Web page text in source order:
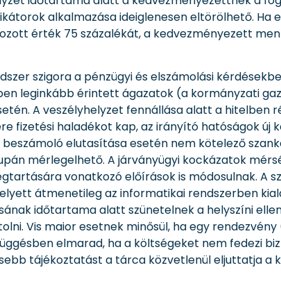
alkalmazása ideiglenesen eltörölhető. Ha
érték 75 százalékát, a kedvezményezett
szigora a pénzügyi és elszámolási
leginkább érintett ágazatok (a kormányzati
A veszélyhelyzet fennállása alatt a hitelben
fizetési haladékot kap, az irányító hatóságok új
elutasítása esetén nem kötelező
mérlegelhető. A járványügyi kockázatok
vonatkozó előírások is módosulnak. A
átmenetileg az informatikai rendszerben
időtartama alatt szünetelnek a helyszíni
Vis maior esetnek minősül, ha egy
elmarad, ha a költségeket nem fedezi
tájékoztatást a tárca közvetlenül eljuttatja a